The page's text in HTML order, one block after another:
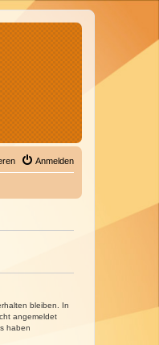
Anmelden
bleiben. In
angemeldet
haben